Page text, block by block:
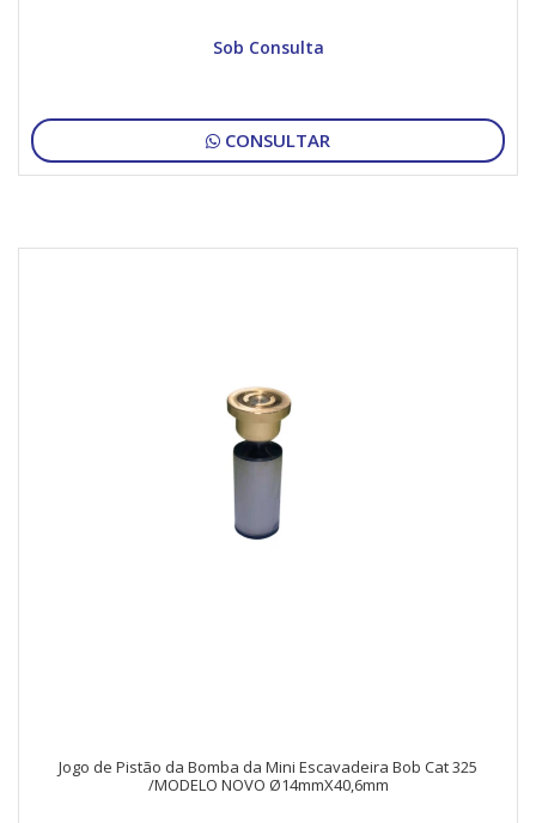
Sob Consulta
CONSULTAR
Jogo de Pistão da Bomba da Mini Escavadeira Bob Cat 325
/MODELO NOVO Ø14mmX40,6mm